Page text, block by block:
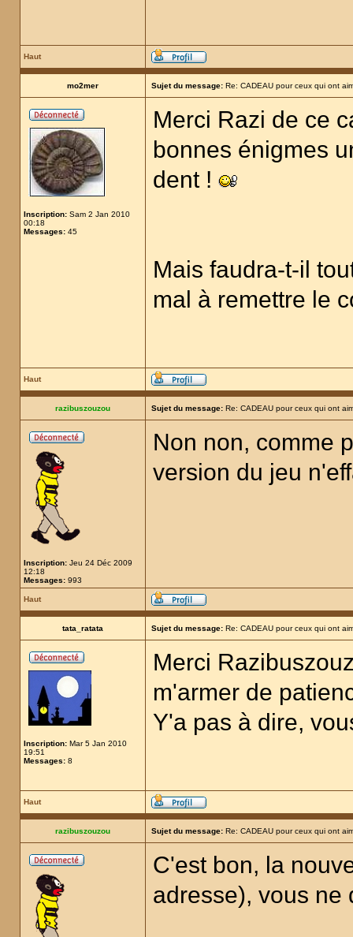
Haut
mo2mer Sujet du message: Re: CADEAU pour ceux qui ont
Inscription: Sam 2 Jan 2010
00:18
Messages: 45
Merci Razi de ce
bonnes énigmes
dent !
Mais faudra-t-il
mal à remettre le
Haut
razibuszouzou Sujet du message: Re: CADEAU pour ceux qui ont
Inscription: Jeu 24 Déc 2009
12:18
Messages: 993
Non non, comme
version du jeu
Haut
tata_ratata Sujet du message: Re: CADEAU pour ceux qui ont
Inscription: Mar 5 Jan 2010
19:51
Messages: 8
Merci
m'armer de
Y'a pas à dire,
Haut
razibuszouzou Sujet du message: Re: CADEAU pour ceux qui ont
C'est bon, la
adresse), vous